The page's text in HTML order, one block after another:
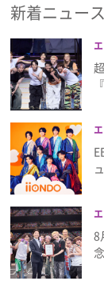
ランキング
Emo!miuとは？
免責事項
プライバシー
利用規約
お問い合わせ
新着ニュース
8